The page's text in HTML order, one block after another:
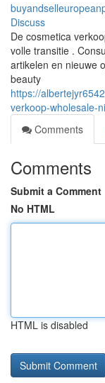
Discuss
De cosmetica
volle transitie .
artikelen en nieuwe
beauty
https://
verkoop-wholesale-
Comments
Comments
Submit a Comment
No HTML
HTML is disabled